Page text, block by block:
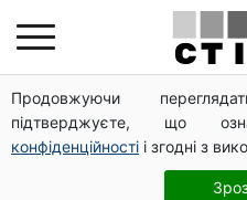
Продовжуючи
підтверджуєте, що
конфіденційності і згодні з
Пенсія по інвалідності
до 10 625 грн — хто
Новий знак на
вантажівок